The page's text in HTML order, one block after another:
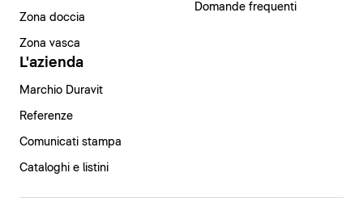
Zona doccia
Zona vasca
Domande frequenti
L'azienda
Marchio Duravit
Referenze
Comunicati stampa
Cataloghi e listini